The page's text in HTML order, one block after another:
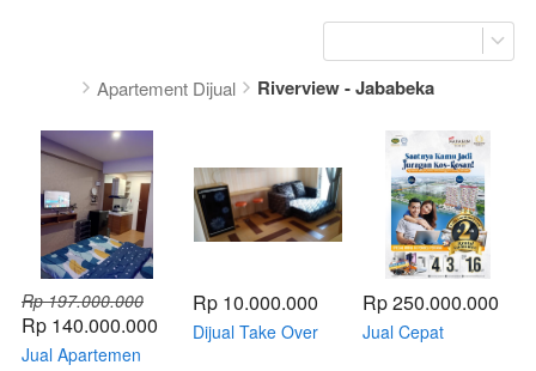
Apartement Dijual Riverview - Jababeka
Rp 197.000.000
Rp 140.000.000
Jual Apartemen
Rp 10.000.000
Dijual Take Over
Rp 250.000.000
Jual Cepat